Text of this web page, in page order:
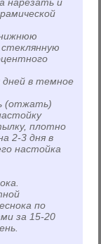
нарезать и
в темное
(отжать)
плотно
2-3 дня в
настойка
по
за 15-20